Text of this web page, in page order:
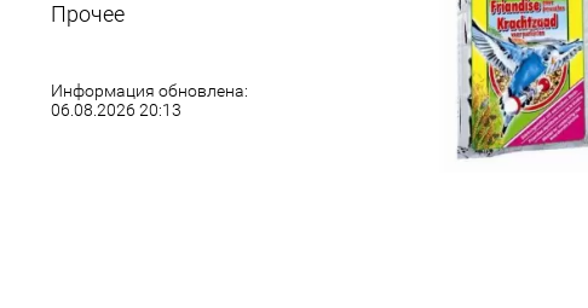
Прочее
Информация обновлена:
06.08.2026 20:13